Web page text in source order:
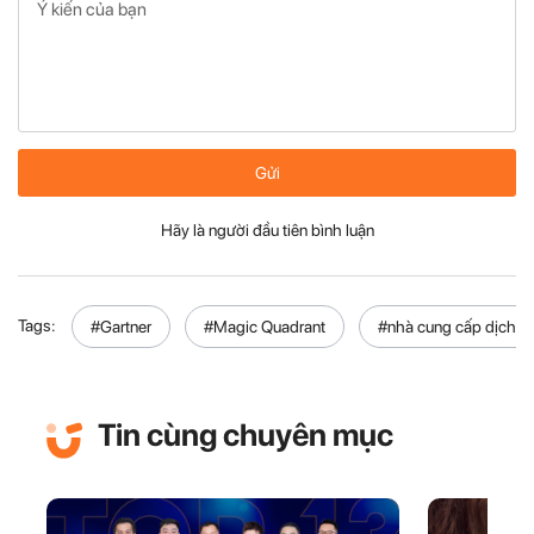
Gửi
Hãy là người đầu tiên bình luận
Tags: #Gartner #Magic Quadrant #nhà cung cấp dịch
Tin cùng chuyên mục